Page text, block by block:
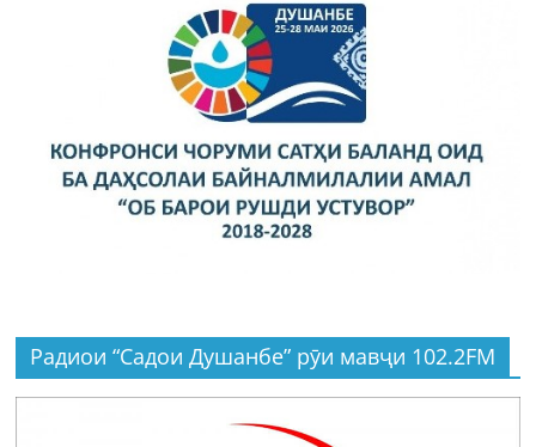
Радиои “Садои Душанбе” рӯи мавҷи 102.2FM